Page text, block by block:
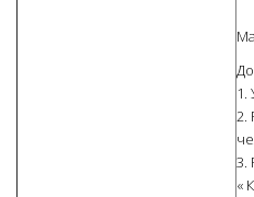
1.
2.
3.
«